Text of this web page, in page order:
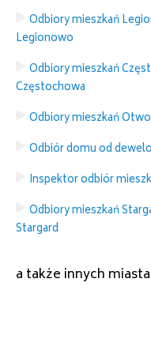
Odbiory mieszkań
Legionowo
Odbiory mieszkań
Częstochowa
Odbiory mieszkań
Odbiór domu od
Inspektor odbiór
Odbiory mieszkań
Stargard
a także innych